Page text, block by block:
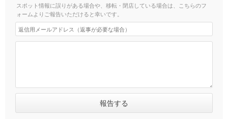
スポット情報に誤りがある場合や、移転・閉店している場合は、こちらのフ
ォームよりご報告いただけると幸いです。